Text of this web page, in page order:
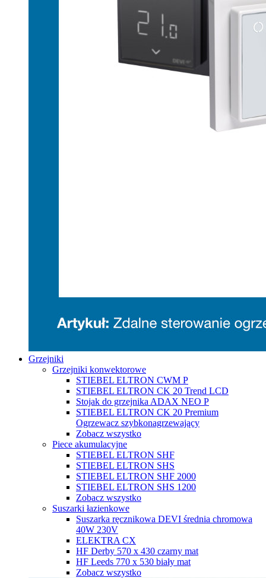
Grzejniki
Grzejniki konwektorowe
STIEBEL ELTRON CWM P
STIEBEL ELTRON CK 20 Trend LCD
Stojak do grzejnika ADAX NEO P
STIEBEL ELTRON CK 20 Premium
Ogrzewacz szybkonagrzewający
Zobacz wszystko
Piece akumulacyjne
STIEBEL ELTRON SHF
STIEBEL ELTRON SHS
STIEBEL ELTRON SHF 2000
STIEBEL ELTRON SHS 1200
Zobacz wszystko
Suszarki łazienkowe
Suszarka ręcznikowa DEVI średnia chromowa
40W 230V
ELEKTRA CX
HF Derby 570 х 430 czarny mat
HF Leeds 770 х 530 biały mat
Zobacz wszystko